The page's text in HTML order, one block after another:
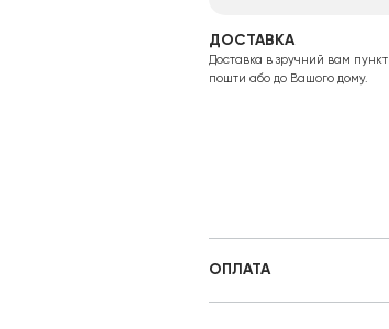
ДОСТАВКА
Доставка в зручний вам пункт
пошти або до Вашого дому.
ОПЛАТА